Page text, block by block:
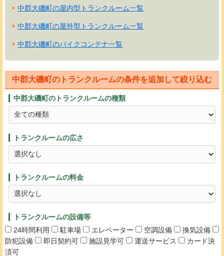
中郡大磯町の屋内型トランクルーム一覧
中郡大磯町の屋外型トランクルーム一覧
中郡大磯町のバイクコンテナ一覧
中郡大磯町のトランクルームの条件を追加して絞り込む
中郡大磯町のトランクルームの種類
トランクルームの広さ
トランクルームの料金
トランクルームの設備等
24時間利用
駐車場 エレベーター 空調設備
換気設備
防犯設備
即日契約可 施設見学可 運送サービス
カード決
済可